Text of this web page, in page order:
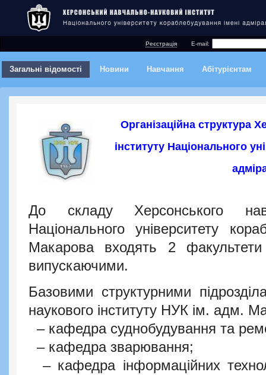
Реєстрація E-mail:
Загальні відомості Новини Навчання Абітурієнтам
Організаційна структура
інституту Національного
До складу Херсонського
Національного університету
Макарова входять 2
випускаючими.
Базовими структурними
наукового інституту НУК ім. адм.
– кафедра суднобудування та
– кафедра зварювання;
– кафедра інформаційних